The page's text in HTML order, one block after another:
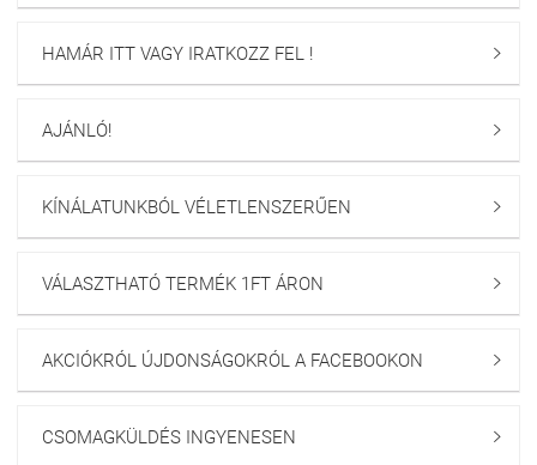
HAMÁR ITT VAGY IRATKOZZ FEL ! 
AJÁNLÓ! 
KÍNÁLATUNKBÓL VÉLETLENSZERŰEN 
VÁLASZTHATÓ TERMÉK 1FT ÁRON 
AKCIÓKRÓL ÚJDONSÁGOKRÓL A FACEBOOKON 
CSOMAGKÜLDÉS INGYENESEN 